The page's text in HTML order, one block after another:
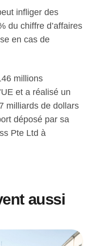
infliger des
du chiffre d’affaires
en cas de
millions
et a réalisé un
milliards de dollars
déposé par sa
Pte Ltd à
aussi